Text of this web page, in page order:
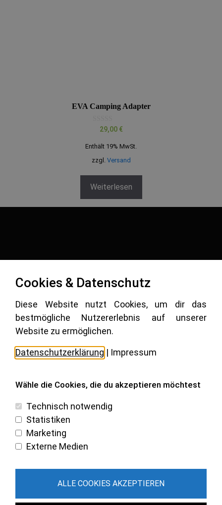
EVA Camping Adapter
n
29,00 €
Enthält 19% MwSt.
zzgl. Versand
Weiterlesen
M.A.C. System Solutions GmbH
Carl-Zeiss-Straße 22 A
24568 Kaltenkirchen
Tel.:+49 (0) 4191 - 95 68 55 6
Blog
Cookies bearbeiten
Cookies & Datenschutz
Diese Website nutzt Cookies, um dir das
bestmögliche Nutzererlebnis auf unserer
Website zu ermöglichen.
Datenschutzerklärung | Impressum
Wähle die Cookies, die du akzeptieren möchtest
Technisch notwendig
Statistiken
Marketing
Externe Medien
ALLE COOKIES AKZEPTIEREN